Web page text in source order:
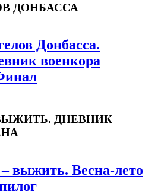
ДОНБАССА
Донбасса.
военкора
ДНЕВНИК
выжить. Весна-лето